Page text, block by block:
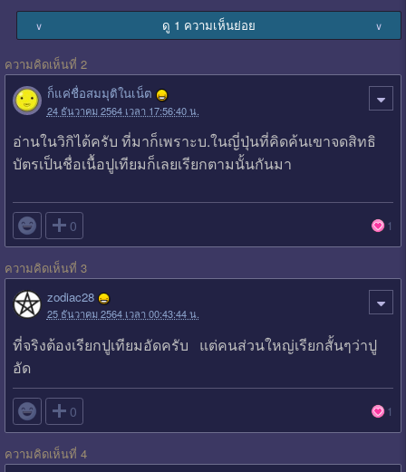
∨ ดู 1 ความเห็นย่อย ∨
ความคิดเห็นที่ 2
ก็แค่ชื่อสมมุติในเน็ต
24 ธันวาคม 2564 เวลา 17:56:40 น.
อ่านในวิกิได้ครับ ที่มาก็เพราะบ.ในญี่ปุ่นที่คิดค้นเขาจดสิทธิ
บัตรเป็นชื่อเนื้อปูเทียมก็เลยเรียกตามนั้นกันมา
 0 1
ความคิดเห็นที่ 3
zodiac28
25 ธันวาคม 2564 เวลา 00:43:44 น.
ที่จริงต้องเรียกปูเทียมอัดครับ แต่คนส่วนใหญ่เรียกสั้นๆว่าปู
อัด
 0 1
ความคิดเห็นที่ 4